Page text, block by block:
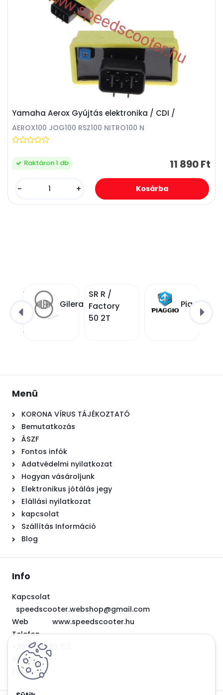
Yamaha Aerox Gyújtás elektronika / CDI /
AEROX100 JOG100 RSZ100 NITRO100 N
11 890 Ft
Raktáron 1 db
- +
CBR 954
/SC50/
Fierblade
Gilera
SR R /
Factory
50 2T
Piaggio
Menü
KORONA VÍRUS TÁJÉKOZTATÓ
Bemutatkozás
ÁSZF
Fontos infók
Adatvédelmi nyilatkozat
Hogyan vásároljunk
Elektronikus jótálás jegy
Elállási nyilatkozat
kapcsolat
Szállítás Információ
Blog
Info
Kapcsolat
speedscooter.webshop@gmail.com
Web www.speedscooter.hu
Telefon
+36 30 9699 153
Instagram
Facebook